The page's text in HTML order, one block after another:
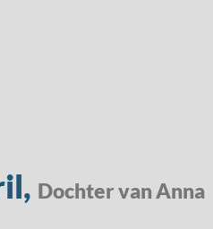
Dochter van Anna